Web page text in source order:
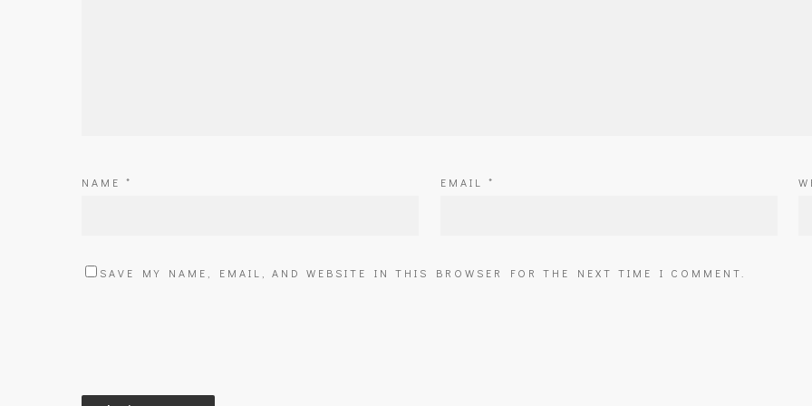
NAME * EMAIL *
SAVE MY NAME, EMAIL, AND WEBSITE IN THIS BROWSER FOR THE NEXT TIME I COMMENT.